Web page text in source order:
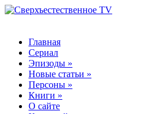
Главная
Сериал
Эпизоды »
Новые статьи »
Персоны »
Книги »
О сайте